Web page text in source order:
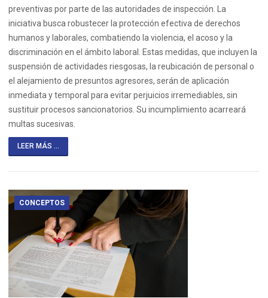
preventivas por parte de las autoridades de inspección. La
iniciativa busca robustecer la protección efectiva de derechos
humanos y laborales, combatiendo la violencia, el acoso y la
discriminación en el ámbito laboral. Estas medidas, que incluyen la
suspensión de actividades riesgosas, la reubicación de personal o
el alejamiento de presuntos agresores, serán de aplicación
inmediata y temporal para evitar perjuicios irremediables, sin
sustituir procesos sancionatorios. Su incumplimiento acarreará
multas sucesivas.
LEER MÁS ...
CONCEPTOS